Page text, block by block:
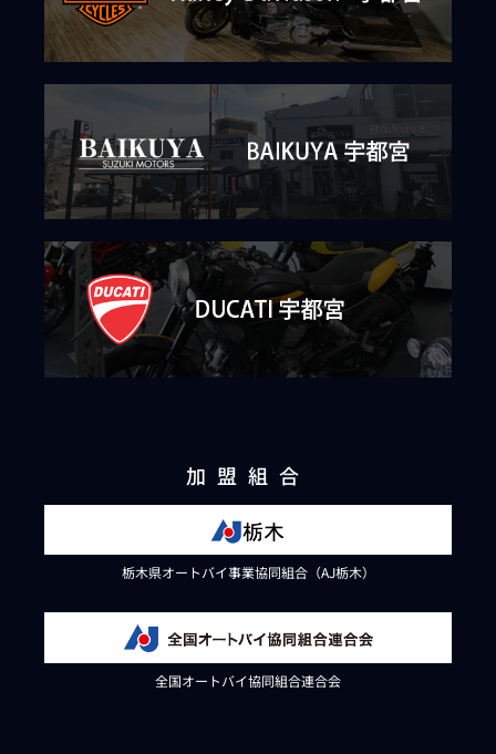
加盟組合
栃木県オートバイ事業協同組合（AJ栃木）
全国オートバイ協同組合連合会